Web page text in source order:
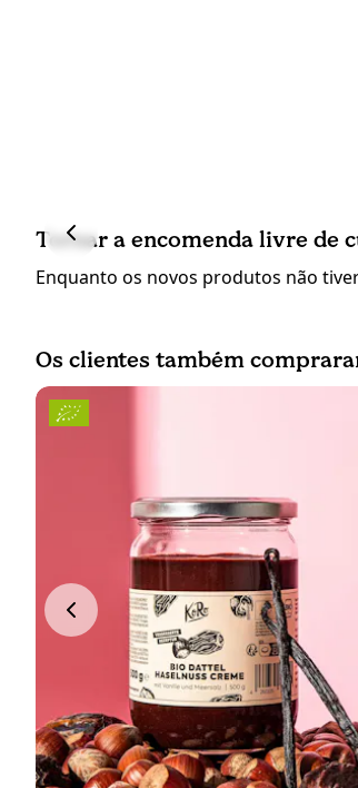
Tornar a encomenda livre de
Enquanto os novos produtos não
Os clientes também